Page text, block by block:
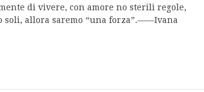
di vivere, con amore no sterili regole,
soli, allora saremo “una forza”.——Ivana